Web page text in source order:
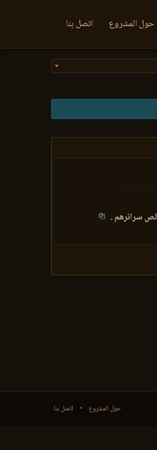
حول المشروع اتصل بنا
سرائرهم .
حول المشروع • اتصل بنا